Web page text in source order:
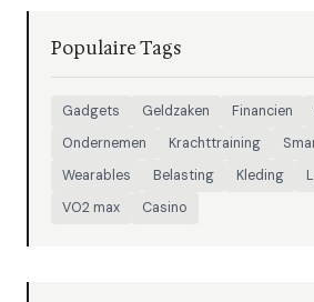
Populaire Tags
Gadgets Geldzaken Financien
Ondernemen
Krachttraining
Wearables
Belasting Kleding
VO2 max
Casino